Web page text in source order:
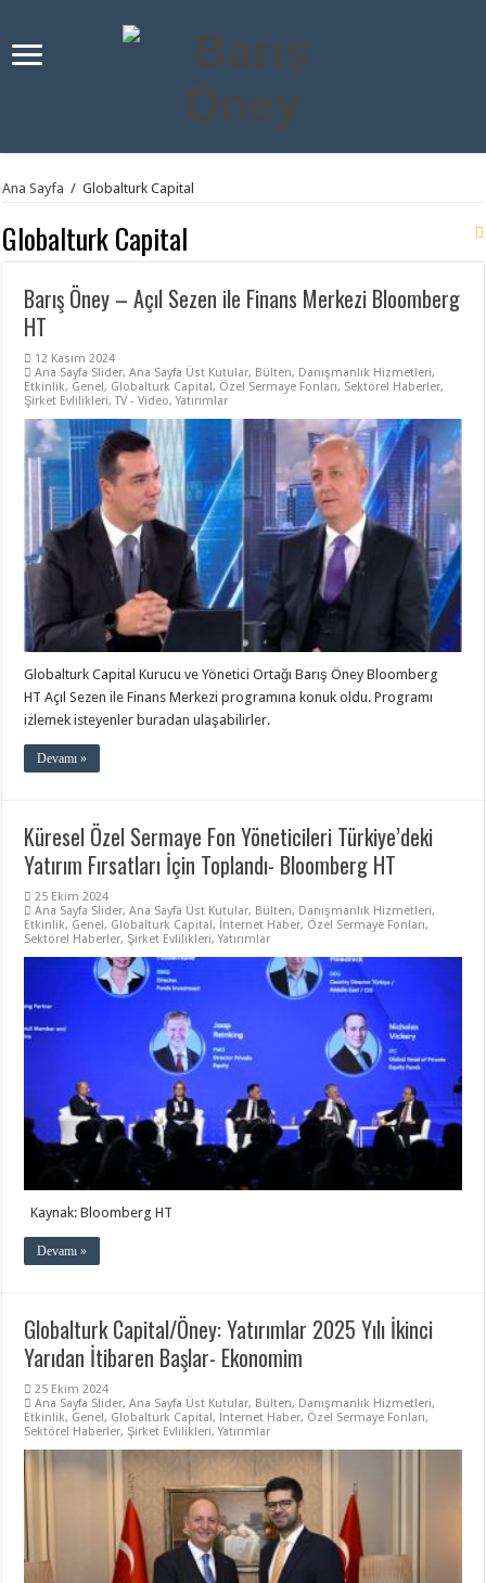
Ana Sayfa / Globalturk Capital
Globalturk Capital
Barış Öney – Açıl Sezen ile Finans Merkezi Bloomberg
HT
12 Kasım 2024
Ana Sayfa Slider,Ana Sayfa Üst Kutular, Bülten, Danışmanlık Hizmetleri,
Etkinlik, Genel, Globalturk Capital, Özel Sermaye Fonları, Sektörel Haberler,
Şirket Evlilikleri,TV - Video,Yatırımlar
Globalturk Capital Kurucu ve Yönetici Ortağı Barış Öney Bloomberg
HT Açıl Sezen ile Finans Merkezi programına konuk oldu. Programı
izlemek isteyenler buradan ulaşabilirler.
Devamı »
Küresel Özel Sermaye Fon Yöneticileri Türkiye’deki
Yatırım Fırsatları İçin Toplandı- Bloomberg HT
25 Ekim 2024
Ana Sayfa Slider,Ana Sayfa Üst Kutular, Bülten, Danışmanlık Hizmetleri,
Etkinlik, Genel, Globalturk Capital, İnternet Haber, Özel Sermaye Fonları,
Sektörel Haberler,Şirket Evlilikleri,Yatırımlar
Kaynak: Bloomberg HT
Devamı »
Globalturk Capital/Öney: Yatırımlar 2025 Yılı İkinci
Yarıdan İtibaren Başlar- Ekonomim
25 Ekim 2024
Ana Sayfa Slider,Ana Sayfa Üst Kutular, Bülten, Danışmanlık Hizmetleri,
Etkinlik, Genel, Globalturk Capital, İnternet Haber, Özel Sermaye Fonları,
Sektörel Haberler,Şirket Evlilikleri,Yatırımlar